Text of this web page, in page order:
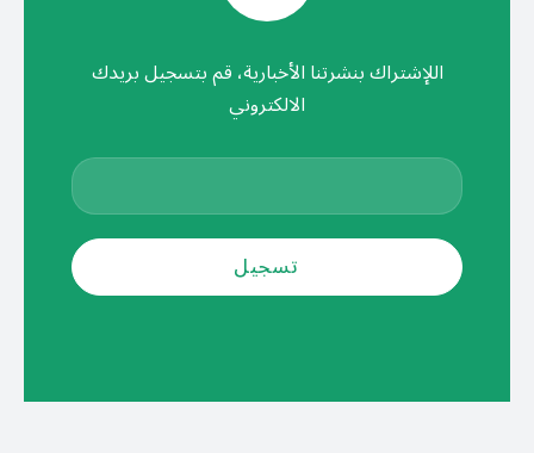
اللإشتراك بنشرتنا الأخبارية، قم بتسجيل بريدك
الالكتروني